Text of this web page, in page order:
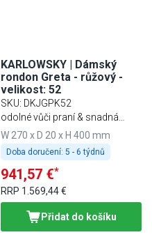
KARLOWSKY | Dámský
rondon Greta - růžový -
velikost: 52
SKU: DKJGPK52
odolné vůči praní & snadná
údržba
W 270 x D 20 x H 400 mm
Doba doručení: 5 - 6 týdnů
941,57 €*
RRP 1.569,44 €
Přidat do košíku